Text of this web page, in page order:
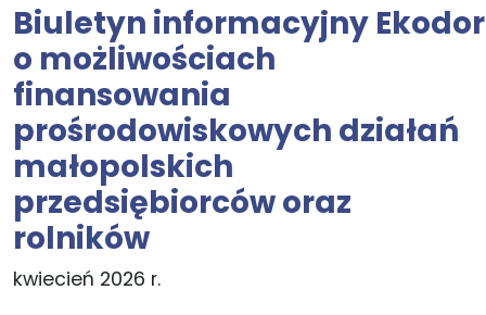
Biuletyn informacyjny
o możliwościach
finansowania
prośrodowiskowych działań
małopolskich
przedsiębiorców oraz
rolników
kwiecień 2026 r.